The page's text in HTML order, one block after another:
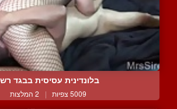
בלונדינית עסיסית בבגד
5009 צפיות | 2 המלצות